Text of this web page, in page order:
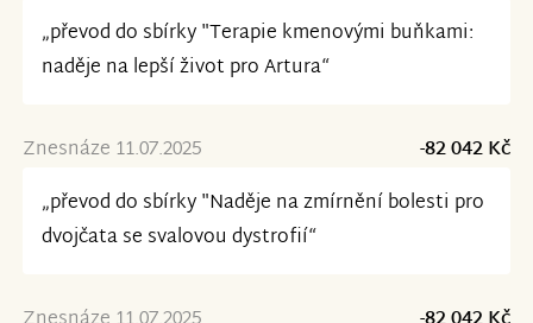
„převod do sbírky "Terapie kmenovými buňkami:
naděje na lepší život pro Artura“
Znesnáze 11.07.2025
-82 042 Kč
„převod do sbírky "Naděje na zmírnění bolesti pro
dvojčata se svalovou dystrofií“